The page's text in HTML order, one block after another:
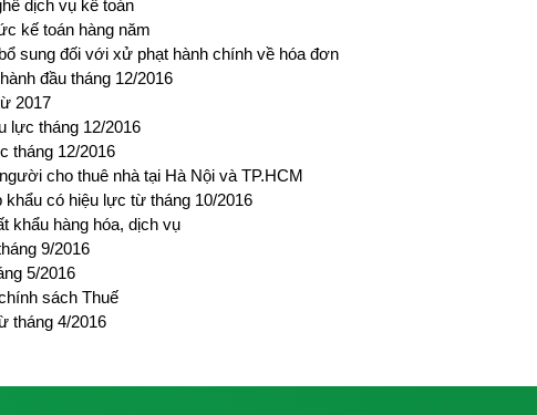
dịch vụ kế toán
kế toán hàng năm
sung đối với xử phạt hành chính về hóa đơn
đầu tháng 12/2016
2017
lực tháng 12/2016
tháng 12/2016
cho thuê nhà tại Hà Nội và TP.HCM
có hiệu lực từ tháng 10/2016
khẩu hàng hóa, dịch vụ
9/2016
5/2016
sách Thuế
tháng 4/2016